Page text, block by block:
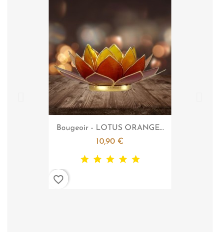
 Aperçu rapide
Bougeoir - LOTUS ORANGE...
10,90 €
favorite_border